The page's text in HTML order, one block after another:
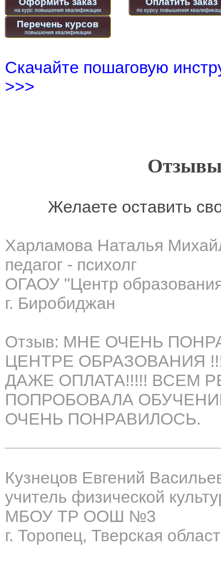
Перечень курсов
повышения квалификации
Скачайте пошаговую
>>>
Желаете оставить
Харламова Наталья
педагог - психолг
ОГАОУ "Центр
г. Биробиджан
Отзыв: МНЕ ОЧЕНЬ
ЦЕНТРЕ ОБРАЗОВАНИЯ
ДАЖЕ ОПЛАТА!!!!! ВСЕМ
ПОПРОБОВАЛА
ОЧЕНЬ ПОНРАВИЛОСЬ.
Кузнецов Евгений
учитель физической
МБОУ ТР ООШ №3
г. Торопец, Тверская